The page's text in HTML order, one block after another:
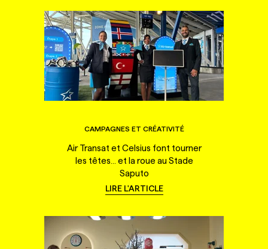
CAMPAGNES ET CRÉATIVITÉ
Air Transat et Celsius font tourner
les têtes... et la roue au Stade
Saputo
LIRE L'ARTICLE